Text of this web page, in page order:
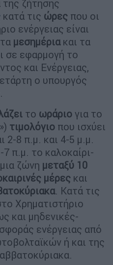
ζήτησης
κατά τις ώρες που οι
ενέργειας είναι
μεσημέριακαι τα
σε εφαρμογή το
και Ενέργειας,
ο υπουργός
το ωράριο για το
») τιμολόγιο που ισχύει
2-8 π.μ. και 4-5 μ.μ.
π.μ. το καλοκαίρι-
ζώνη μεταξύ 10
μέρες και
. Κατά τις
Χρηματιστήριο
και μηδενικές-
ενέργειας από
ή και της